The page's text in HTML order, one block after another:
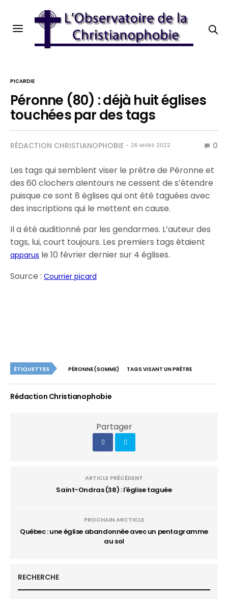
PICARDIE
Péronne (80) : déjà huit églises
touchées par des tags
RÉDACTION CHRISTIANOPHOBIE 26 MARS 2022 0
Les tags qui semblent viser le prêtre de Péronne et
des 60 clochers alentours ne cessent de s’étendre
puisque ce sont 8 églises qui ont été taguées avec
des inscriptions qui le mettent en cause.
Il a été auditionné par les gendarmes. L’auteur des
tags, lui, court toujours. Les premiers tags étaient
apparus le 10 février dernier sur 4 églises.
Source :Courrier picard
ÉTIQUETTES PÉRONNE (SOMME) TAGS VISANT UN PRÊTRE
Rédaction Christianophobie
Partager
ARTICLE PRÉCÉDENT
Saint-Ondras (38) : l'église taguée
PROCHAIN ARCTICLE
Québec : une église abandonnée avec un pentagramme
au sol
RECHERCHE